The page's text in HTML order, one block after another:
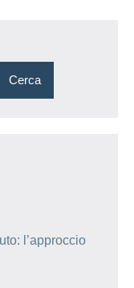
Cerca
l’approccio